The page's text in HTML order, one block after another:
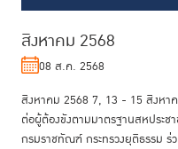
สิงหาคม 2568
08 ส.ค. 2568
สิงหาคม 2568 7, 13 - 15 สิงหา
ต่อผู้ต้องขังตามมาตรฐานสหประ
กรมราชทัณฑ์ กระทรวงยุติธรรม